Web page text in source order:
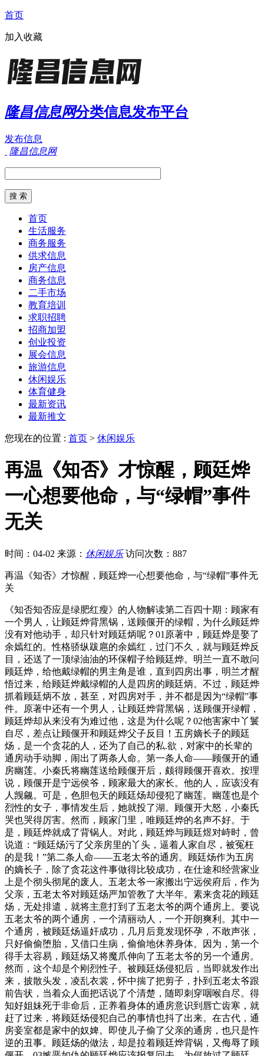
首页
加入收藏
隆昌信息网分类信息发布平台
发布信息
隆昌信息网
首页
生活服务
商务服务
供求信息
房产信息
商务信息
二手市场
教育培训
求职招聘
招商加盟
创业投资
展会信息
旅游信息
休闲娱乐
体育健身
最新资讯
最新推文
您现在的位置 : 首页 > 休闲娱乐
再温《知否》才惊醒，顾廷烨
一心想要他命，与“绿帽”事件
无关
时间：04-02 来源： 休闲娱乐 访问次数：887
再温《知否》才惊醒，顾廷烨一心想要他命，与“绿帽”事件无
关
《知否知否应是绿肥红瘦》的人物解读第二百四十期：顾家有
一个男人，让顾廷烨背黑锅，送顾偃开的绿帽，为什么顾廷烨
没有对他动手，却只针对顾廷炳呢？01原著中，顾廷烨是娶了
余嫣红的。性格骄纵跋扈的余嫣红，过门不久，就与顾廷烨反
目，还送了一顶绿油油的环保帽子给顾廷烨。明兰一直不敢问
顾廷烨，给他戴绿帽的男主角是谁，直到四房出事，明兰才醒
悟过来，给顾廷烨戴绿帽的人是四房的顾廷炳。不过，顾廷烨
抓着顾廷炳不放，甚至，对四房对手，并不都是因为“绿帽”事
件。原著中还有一个男人，让顾廷烨背黑锅，送顾偃开绿帽，
顾廷烨却从来没有为难过他，这是为什么呢？02他害家中丫鬟
自尽，差点让顾偃开和顾廷烨父子反目！五房嫡长子的顾廷
炀，是一个贪花的人，还为了自己的私.欲，对家中的长辈的
通房动手动脚，闹出了两条人命。第一条人命——顾偃开的通
房幽莲。小秦氏将幽莲送给顾偃开后，颇得顾偃开喜欢。按理
说，顾偃开是宁远侯爷，顾家最大的家长。他的人，应该没有
人觊觎。可是，色胆包天的顾廷炀却侵犯了幽莲。幽莲也是个
烈性的女子，事情发生后，她就投了湖。顾偃开大怒，小秦氏
哭也哭得厉害。然而，顾家门里，唯顾廷烨的名声不好。于
是，顾廷烨就成了背锅人。对此，顾廷烨与顾廷煜对峙时，曾
说道：“顾廷炀污了父亲房里的丫头，逼着人家自尽，被冤枉
的是我！”第二条人命——五老太爷的通房。顾廷炀作为五房
的嫡长子，除了贪花这件事做得比较成功，在仕途和经营家业
上是个彻头彻尾的废人。五老太爷一家搬出宁远侯府后，作为
父亲，五老太爷对顾廷炀严加管教了大半年。素来贪花的顾廷
炀，无处排遣，就将主意打到了五老太爷的两个通房上。要说
五老太爷的两个通房，一个清丽动人，一个开朗爽利。其中一
个通房，被顾廷炀逼奸成功，几月后竟发现怀孕，不敢声张，
只好偷偷堕胎，又借口生病，偷偷地休养身体。因为，第一个
得手太容易，顾廷炀又将魔爪伸向了五老太爷的另一个通房。
然而，这个却是个刚烈性子。被顾廷炀侵犯后，当即就发作出
来，披散头发，凌乱衣裳，怀中揣了把剪子，扑到五老太爷跟
前告状，当着众人面把话说了个清楚，随即刺穿咽喉自尽。得
知好姐妹死于非命后，正养着身体的通房意识到唇亡齿寒，就
赶了过来，将顾廷炀侵犯自己的事情也抖了出来。在古代，通
房妾室都是家中的奴婢。即使儿子偷了父亲的通房，也只是忤
逆的丑事。顾廷炀的做法，却是拉着顾廷烨背锅，又侮辱了顾